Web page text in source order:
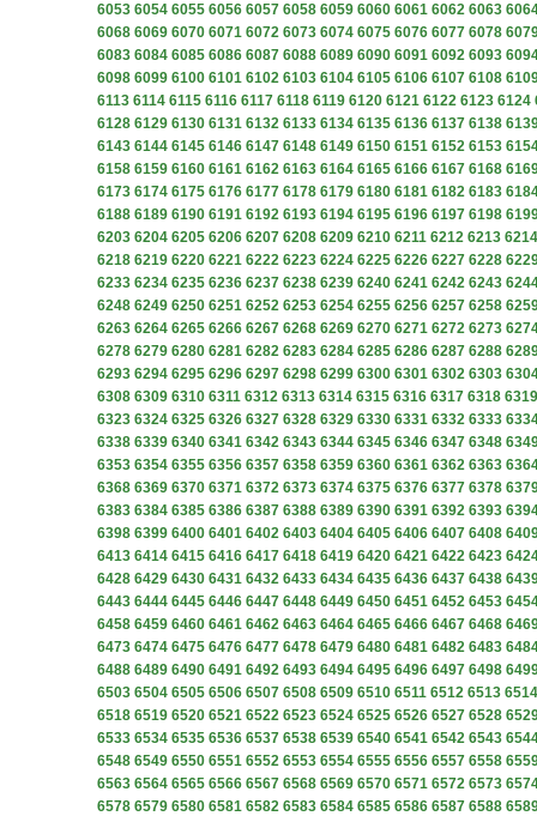
6053 6054 6055 6056 6057 6058 6059 6060 6061 6062 6063
6068 6069 6070 6071 6072 6073 6074 6075 6076 6077 6078
6083 6084 6085 6086 6087 6088 6089 6090 6091 6092 6093
6098 6099 6100 6101 6102 6103 6104 6105 6106 6107 6108
6113 6114 6115 6116 6117 6118 6119 6120 6121 6122 6123 6124
6128 6129 6130 6131 6132 6133 6134 6135 6136 6137 6138
6143 6144 6145 6146 6147 6148 6149 6150 6151 6152 6153
6158 6159 6160 6161 6162 6163 6164 6165 6166 6167 6168
6173 6174 6175 6176 6177 6178 6179 6180 6181 6182 6183
6188 6189 6190 6191 6192 6193 6194 6195 6196 6197 6198
6203 6204 6205 6206 6207 6208 6209 6210 6211 6212 6213 6214
6218 6219 6220 6221 6222 6223 6224 6225 6226 6227 6228
6233 6234 6235 6236 6237 6238 6239 6240 6241 6242 6243
6248 6249 6250 6251 6252 6253 6254 6255 6256 6257 6258
6263 6264 6265 6266 6267 6268 6269 6270 6271 6272 6273
6278 6279 6280 6281 6282 6283 6284 6285 6286 6287 6288
6293 6294 6295 6296 6297 6298 6299 6300 6301 6302 6303
6308 6309 6310 6311 6312 6313 6314 6315 6316 6317 6318 6319
6323 6324 6325 6326 6327 6328 6329 6330 6331 6332 6333
6338 6339 6340 6341 6342 6343 6344 6345 6346 6347 6348
6353 6354 6355 6356 6357 6358 6359 6360 6361 6362 6363
6368 6369 6370 6371 6372 6373 6374 6375 6376 6377 6378
6383 6384 6385 6386 6387 6388 6389 6390 6391 6392 6393
6398 6399 6400 6401 6402 6403 6404 6405 6406 6407 6408
6413 6414 6415 6416 6417 6418 6419 6420 6421 6422 6423
6428 6429 6430 6431 6432 6433 6434 6435 6436 6437 6438
6443 6444 6445 6446 6447 6448 6449 6450 6451 6452 6453
6458 6459 6460 6461 6462 6463 6464 6465 6466 6467 6468
6473 6474 6475 6476 6477 6478 6479 6480 6481 6482 6483
6488 6489 6490 6491 6492 6493 6494 6495 6496 6497 6498
6503 6504 6505 6506 6507 6508 6509 6510 6511 6512 6513 6514
6518 6519 6520 6521 6522 6523 6524 6525 6526 6527 6528
6533 6534 6535 6536 6537 6538 6539 6540 6541 6542 6543
6548 6549 6550 6551 6552 6553 6554 6555 6556 6557 6558
6563 6564 6565 6566 6567 6568 6569 6570 6571 6572 6573
6578 6579 6580 6581 6582 6583 6584 6585 6586 6587 6588